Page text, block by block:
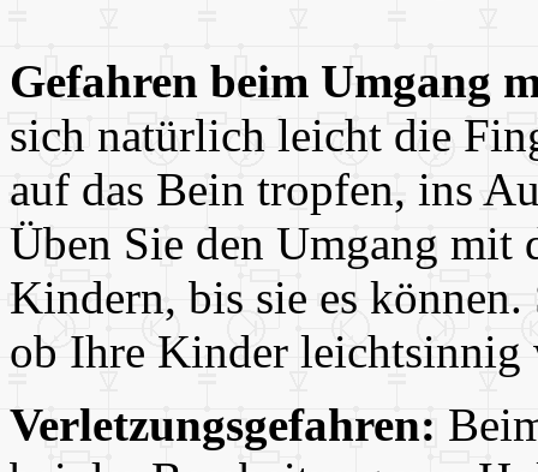
Gefahren beim Umgang
sich natürlich leicht die
auf das Bein tropfen, ins
Üben Sie den Umgang
Kindern, bis sie es
ob Ihre Kinder leichtsinnig
Verletzungsgefahren: